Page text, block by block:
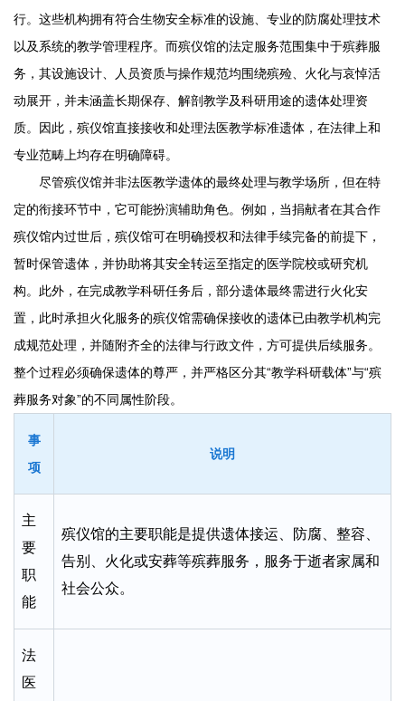
行。这些机构拥有符合生物安全标准的设施、专业的防腐处理技术
以及系统的教学管理程序。而殡仪馆的法定服务范围集中于殡葬服
务，其设施设计、人员资质与操作规范均围绕殡殓、火化与哀悼活
动展开，并未涵盖长期保存、解剖教学及科研用途的遗体处理资
质。因此，殡仪馆直接接收和处理法医教学标准遗体，在法律上和
专业范畴上均存在明确障碍。
尽管殡仪馆并非法医教学遗体的最终处理与教学场所，但在特
定的衔接环节中，它可能扮演辅助角色。例如，当捐献者在其合作
殡仪馆内过世后，殡仪馆可在明确授权和法律手续完备的前提下，
暂时保管遗体，并协助将其安全转运至指定的医学院校或研究机
构。此外，在完成教学科研任务后，部分遗体最终需进行火化安
置，此时承担火化服务的殡仪馆需确保接收的遗体已由教学机构完
成规范处理，并随附齐全的法律与行政文件，方可提供后续服务。
整个过程必须确保遗体的尊严，并严格区分其“教学科研载体”与“殡
葬服务对象”的不同属性阶段。
事
项
说明
主
要
职
能
殡仪馆的主要职能是提供遗体接运、防腐、整容、
告别、火化或安葬等殡葬服务，服务于逝者家属和
社会公众。
法
医